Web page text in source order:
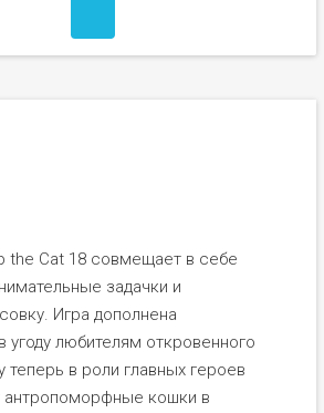
the Cat 18 совмещает в себе
задачки и
Игра дополнена
угоду любителям откровенного
теперь в роли главных героев
антропоморфные кошки в